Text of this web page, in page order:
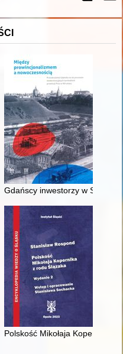
drawskiego od
Gdańscy inwestorzy w
szlacheckich w XVI-
Polskość Mikołaja Kopernika z